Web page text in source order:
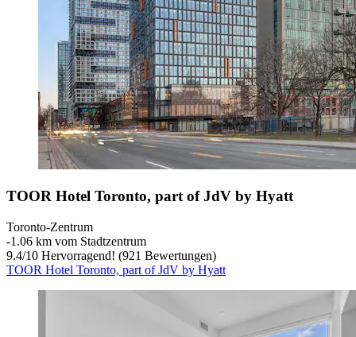
TOOR Hotel Toronto, part of JdV by Hyatt
Toronto-Zentrum
‐1.06 km vom Stadtzentrum
9.4/10 Hervorragend! (921 Bewertungen)
TOOR Hotel Toronto, part of JdV by Hyatt